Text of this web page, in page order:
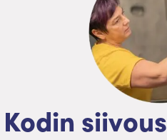
Kodin siivous